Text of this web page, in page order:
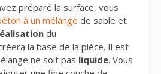
préparé la surface, vous
à un mélange de sable et
du
la base de la pièce. Il est
ne soit pas liquide. Vous